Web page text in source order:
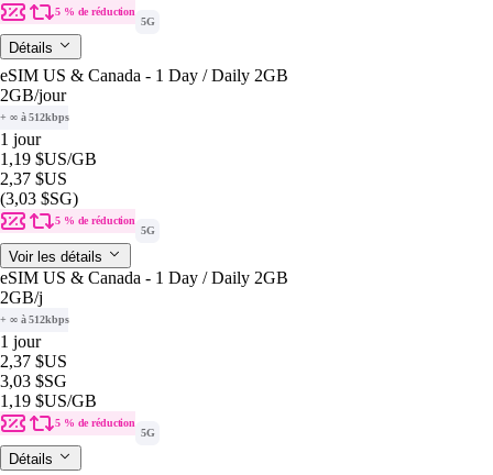
5 % de réduction
5G
Détails
eSIM US & Canada - 1 Day / Daily 2GB
2GB/jour
+ ∞ à 512kbps
1 jour
1,19 $US/GB
2,37 $US
(3,03 $SG)
5 % de réduction
5G
Voir les détails
eSIM US & Canada - 1 Day / Daily 2GB
2GB/j
+ ∞ à 512kbps
1 jour
2,37 $US
3,03 $SG
1,19 $US/GB
5 % de réduction
5G
Détails